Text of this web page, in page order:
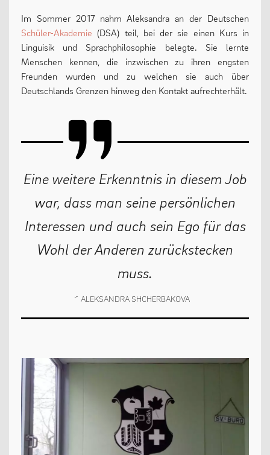
Im Sommer 2017 nahm Aleksandra an der Deutschen
Schüler-Akademie (DSA) teil, bei der sie einen Kurs in
Linguisik und Sprachphilosophie belegte. Sie lernte
Menschen kennen, die inzwischen zu ihren engsten
Freunden wurden und zu welchen sie auch über
Deutschlands Grenzen hinweg den Kontakt aufrechterhält.
Eine weitere Erkenntnis in diesem Job
war, dass man seine persönlichen
Interessen und auch sein Ego für das
Wohl der Anderen zurückstecken
muss.
ALEKSANDRA SHCHERBAKOVA